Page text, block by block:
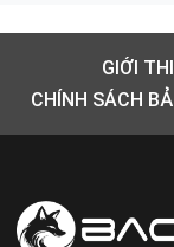
GIỚI
CHÍNH SÁCH